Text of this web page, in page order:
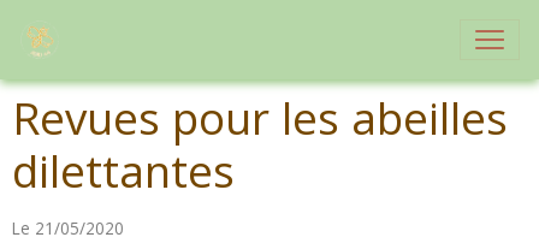
Revues pour les abeilles
dilettantes
Le 21/05/2020